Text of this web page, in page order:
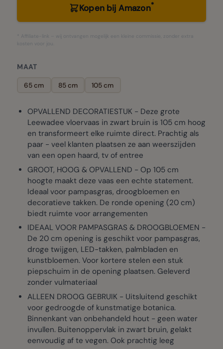
Kopen bij Amazon*
* Affiliate-link – wij ontvangen mogelijk een kleine commissie, zonder extra
kosten voor jou.
MAAT
65 cm 85 cm 105 cm
OPVALLEND DECORATIESTUK - Deze grote
Leewadee vloervaas in zwart bruin is 105 cm hoog
en transformeert elke ruimte direct. Prachtig als
paar - veel klanten plaatsen ze aan weerszijden
van een open haard, tv of entree
GROOT, HOOG & OPVALLEND - Op 105 cm
hoogte maakt deze vaas een echte statement.
Ideaal voor pampasgras, droogbloemen en
decoratieve takken. De ronde opening (20 cm)
biedt ruimte voor arrangementen
IDEAAL VOOR PAMPASGRAS & DROOGBLOEMEN -
De 20 cm opening is geschikt voor pampasgras,
droge twijgen, LED-takken, palmbladen en
kunstbloemen. Voor kortere stelen een stuk
piepschuim in de opening plaatsen. Geleverd
zonder vulmateriaal
ALLEEN DROOG GEBRUIK - Uitsluitend geschikt
voor gedroogde of kunstmatige botanica.
Binnenkant van onbehandeld hout - geen water
invullen. Buitenoppervlak in zwart bruin, gelakt
eenvoudig af te vegen. Ook prachtig leeg